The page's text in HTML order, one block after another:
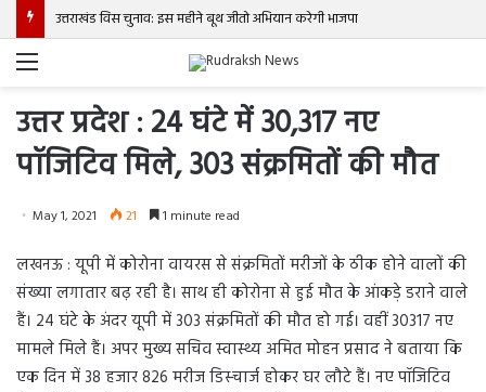
उत्तराखंड विस चुनाव: इस महीने बूथ जीतो अभियान करेगी भाजपा
Menu
उत्तर प्रदेश : 24 घंटे में 30,317 नए
पॉजिटिव मिले, 303 संक्रमितों की मौत
May 1, 2021 21 1 minute read
लखनऊ : यूपी में कोरोना वायरस से संक्रमितों मरीजों के ठीक होने वालों की
संख्या लगातार बढ़ रही है। साथ ही कोरोना से हुई मौत के आंकड़े डराने वाले
हैं। 24 घंटे के अंदर यूपी में 303 संक्रमितों की मौत हो गई। वहीं 30317 नए
मामले मिले हैं। अपर मुख्य सचिव स्वास्थ्य अमित मोहन प्रसाद ने बताया कि
एक दिन में 38 हजार 826 मरीज डिस्चार्ज होकर घर लौटे हैं। नए पॉजिटिव